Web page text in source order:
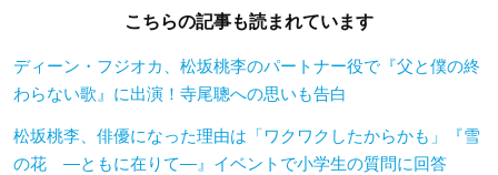
こちらの記事も読まれています
ディーン・フジオカ、松坂桃李のパートナー役で『父と僕の終
わらない歌』に出演！寺尾聰への思いも告白
松坂桃李、俳優になった理由は「ワクワクしたからかも」『雪
の花 ―ともに在りて―』イベントで小学生の質問に回答